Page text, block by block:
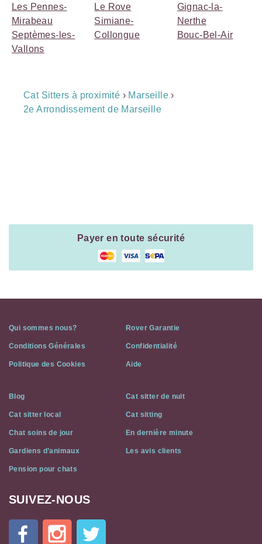
Les Pennes-
Mirabeau
Septèmes-les-
Vallons
Le Rove
Simiane-
Collongue
Gignac-la-
Nerthe
Bouc-Bel-Air
Breadcrumb
Navigation
Cat Sitters à proximité › Marseille ›
2e Arrondissement de Marseille
Payer en toute sécurité
Qui sommes nous? Rover Garantie
Conditions Générales Confidentialité
Politique des Cookies Aide
Blog Cat sitter de nuit
Cat sitter local Cat sitting
Chat soins de jour En dernière minute
Gardiens d’animaux Les avis clients
Pension pour chats
Cat
Flat
SUIVEZ-NOUS